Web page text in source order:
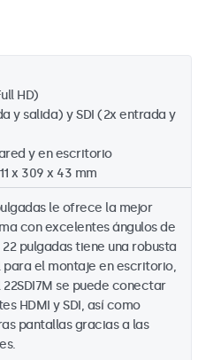
HD)
y salida) y SDI (2x entrada y
y en escritorio
x 309 x 43 mm
le ofrece la mejor
con excelentes ángulos de
pulgadas tiene una robusta
el montaje en escritorio,
se puede conectar
HDMI y SDI, así como
pantallas gracias a las